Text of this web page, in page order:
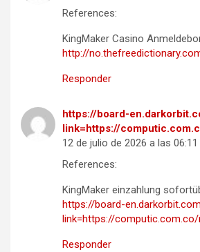
References:
KingMaker Casino
http://
Responder
https://board-
link=https://
12 de julio de 2026 a las 06:11
References:
KingMaker einzahlung
https://board-
link=https://computic.com.co/
Responder